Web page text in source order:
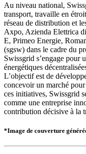
Au niveau national,
transport, travaille en
réseau de distribution et
Axpo, Azienda Elettrica
E, Primeo Energie,
(sgsw) dans le cadre du
Swissgrid s’engage pour
énergétiques
L’objectif est de
concevoir un marché pour
ces initiatives, Swissgrid
comme une entreprise
contribution décisive à la
*Image de couverture